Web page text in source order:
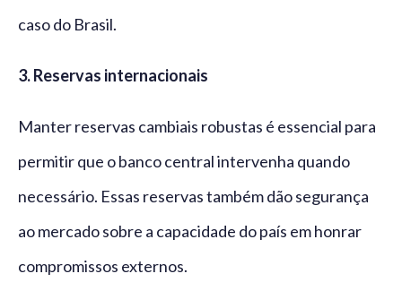
caso do Brasil.
3. Reservas internacionais
Manter reservas cambiais robustas é essencial para
permitir que o banco central intervenha quando
necessário. Essas reservas também dão segurança
ao mercado sobre a capacidade do país em honrar
compromissos externos.